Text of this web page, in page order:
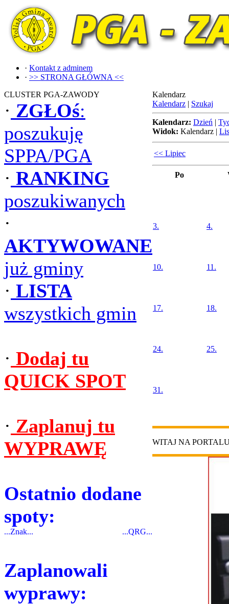
· Kontakt z adminem
· >> STRONA GŁÓWNA <<
CLUSTER PGA-ZAWODY
· ZGŁOś:
poszukuję
SPPA/PGA
· RANKING
poszukiwanych
·
AKTYWOWANE
już gminy
· LISTA
wszystkich gmin
· Dodaj tu
QUICK SPOT
· Zaplanuj tu
WYPRAWĘ
Ostatnio dodane
spoty:
...Znak... ...QRG...
Zaplanowali
wyprawy:
Kalendarz
Kalendarz | Szukaj
Kalendarz: Dzień |
Widok: Kalendarz |
<< Lipiec
Po
3. 4.
10. 11.
17. 18.
24. 25.
31.
WITAJ NA